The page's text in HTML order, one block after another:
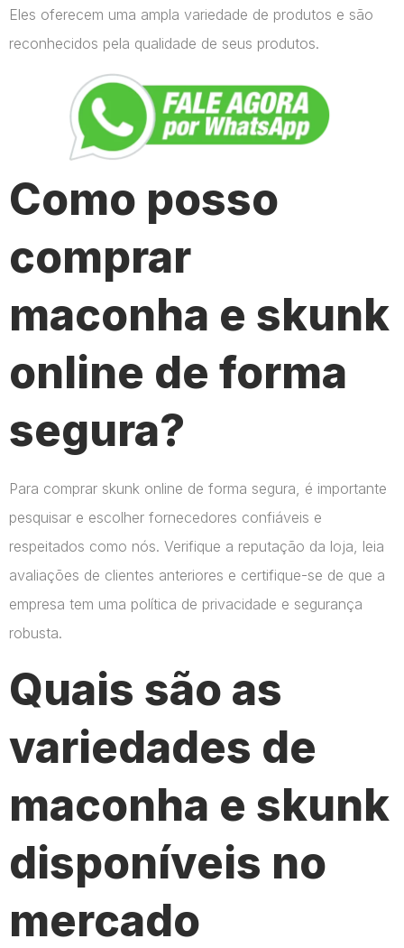
Eles oferecem uma ampla variedade de produtos e são
reconhecidos pela qualidade de seus produtos.
Como posso
comprar
maconha e skunk
online de forma
segura?
Para comprar skunk online de forma segura, é importante
pesquisar e escolher fornecedores confiáveis e
respeitados como nós. Verifique a reputação da loja, leia
avaliações de clientes anteriores e certifique-se de que a
empresa tem uma política de privacidade e segurança
robusta.
Quais são as
variedades de
maconha e skunk
disponíveis no
mercado